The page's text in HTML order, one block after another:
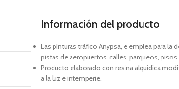
Información del producto
Las pinturas tráfico Anypsa, e emplea para la
pistas de aeropuertos, calles, parqueos,
Producto elaborado con resina alquídica
a la luz e intemperie.